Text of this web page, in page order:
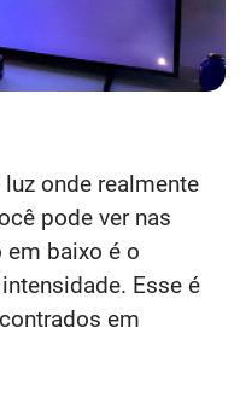
luz onde realmente
pode ver nas
em baixo é o
Esse é
em